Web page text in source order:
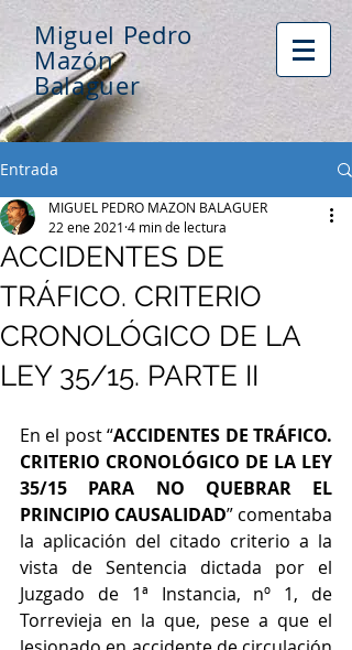
Miguel Pedro
Mazón
Balaguer
Entrada
ACCIDENTES DE
TRÁFICO. CRITERIO
CRONOLÓGICO DE LA
LEY 35/15. PARTE II
MIGUEL PEDRO MAZON BALAGUER
22 ene 2021 4 min de lectura
En el post “ACCIDENTES DE TRÁFICO.
CRITERIO CRONOLÓGICO DE LA LEY
35/15 PARA NO QUEBRAR EL
PRINCIPIO CAUSALIDAD” comentaba
la aplicación del citado criterio a la
vista de Sentencia dictada por el
Juzgado de 1ª Instancia, nº 1, de
Torrevieja en la que, pese a que el